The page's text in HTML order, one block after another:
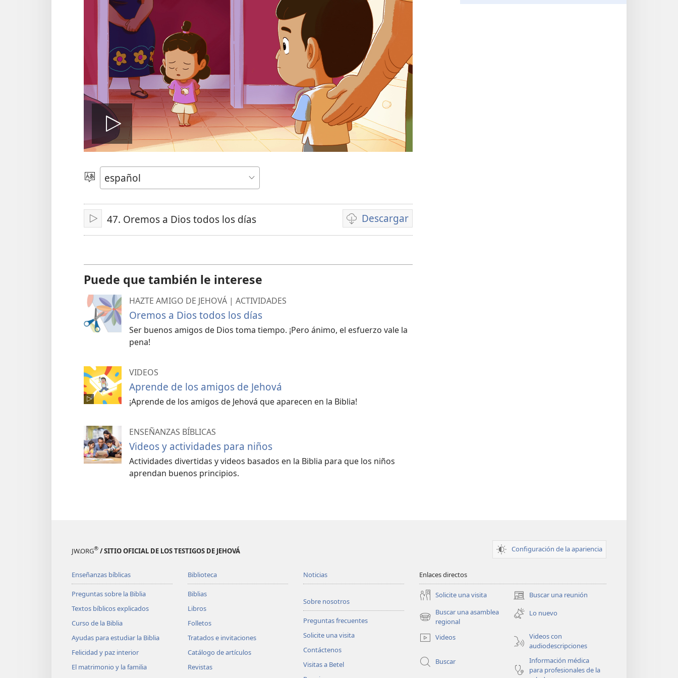
Reproducir
video
Elegir
idioma
Reproducir
47. Oremos a Dios todos los días Descargar
Opciones
de
de
Puede que también le interese
HAZTE AMIGO DE JEHOVÁ | ACTIVIDADES
Oremos a Dios todos los días
Ser buenos amigos de Dios toma tiempo. ¡Pero ánimo, el esfuerzo vale la
pena!
VIDEOS
Aprende de los amigos de Jehová
¡Aprende de los amigos de Jehová que aparecen en la Biblia!
ENSEÑANZAS BÍBLICAS
Videos y actividades para niños
Actividades divertidas y videos basados en la Biblia para que los niños
aprendan buenos principios.
JW.ORG® / SITIO OFICIAL DE LOS TESTIGOS DE JEHOVÁ Configuración de la apariencia
Enseñanzas bíblicas
Preguntas sobre la Biblia
Textos bíblicos explicados
Curso de la Biblia
Ayudas para estudiar la Biblia
Felicidad y paz interior
El matrimonio y la familia
Biblioteca
Biblias
Libros
Folletos
Tratados e invitaciones
Catálogo de artículos
Revistas
Noticias
Sobre nosotros
Preguntas frecuentes
Solicite una visita
Contáctenos
Visitas a Betel
Enlaces directos
Solicite una visita Buscar una reunión
(abre
una
nueva
Buscar una asamblea
regional
(abre
nueva
Lo nuevo
Videos
Videos con
audiodescripciones
Buscar
Información médica
para profesionales de la